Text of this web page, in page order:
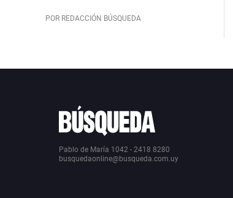
POR REDACCIÓN BÚSQUEDA
Pablo de María 1042 - 2418 8280
busquedaonline@busqueda.com.uy